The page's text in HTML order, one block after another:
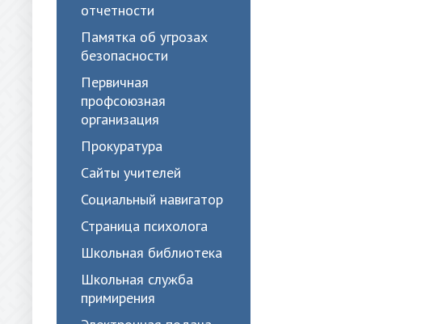
отчетности
Памятка об угрозах
безопасности
Первичная
профсоюзная
организация
Прокуратура
Сайты учителей
Социальный навигатор
Страница психолога
Школьная библиотека
Школьная служба
примирения